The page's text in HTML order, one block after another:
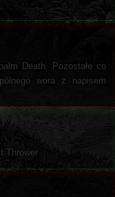
Death. Pozostałe co
wora z napisem
Thrower